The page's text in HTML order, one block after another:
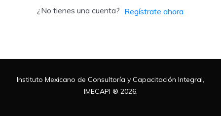
Normatividad Mexicana
¿No tienes una cuenta? Regístrate ahora
Instituto Mexicano de Consultoría y Capacitación Integral,
IMECAPI ® 2026.